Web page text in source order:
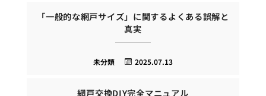
「一般的な網戸サイズ」に関するよくある誤解と
真実
2025.07.13
未分類
網戸交換DIY完全マニュアル